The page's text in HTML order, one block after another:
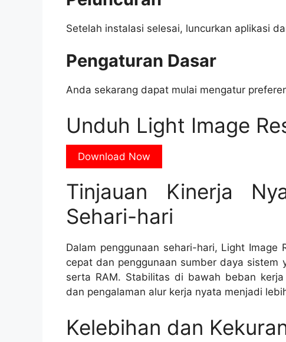
Setelah instalasi selesai, luncurkan aplikasi
Pengaturan Dasar
Anda sekarang dapat mulai mengatur
Unduh Light Image
Download Now
Tinjauan Kinerja
Sehari-hari
Dalam penggunaan sehari-hari, Light Image
cepat dan penggunaan sumber daya sistem
serta RAM. Stabilitas di bawah beban
dan pengalaman alur kerja nyata menjadi
Kelebihan dan